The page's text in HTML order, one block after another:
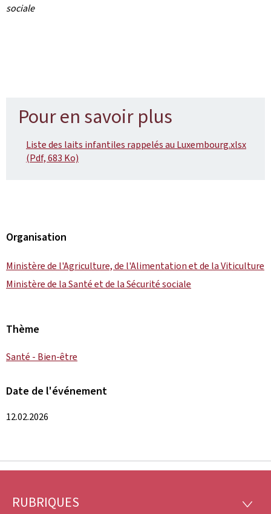
sociale
Pour en savoir plus
Liste des laits infantiles rappelés au Luxembourg.xlsx
(Pdf, 683 Ko)
Organisation
Ministère de l'Agriculture, de l'Alimentation et de la Viticulture
Ministère de la Santé et de la Sécurité sociale
Thème
Santé - Bien-être
Date de l'événement
12.02.2026
Pied
RUBRIQUES